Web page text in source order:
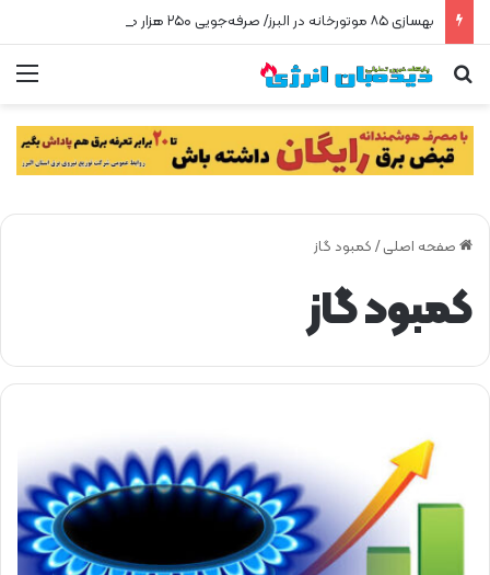
جستجو برای
صفحه اصلی / کمبود گاز
کمبود گاز